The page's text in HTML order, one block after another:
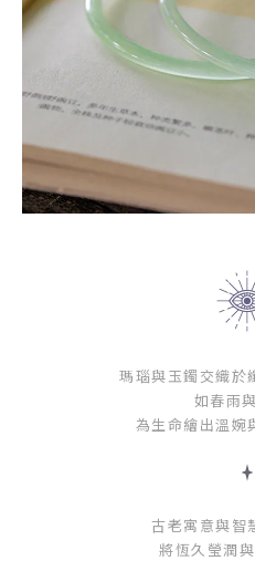
瑪瑙與玉鐲交織於
如春雨
為生命繪出溫婉
古老寓意與智
將恆久瑩潤